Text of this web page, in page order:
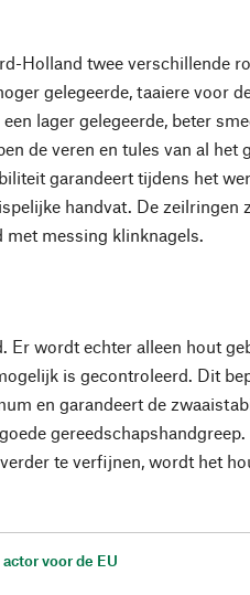
Holland twee verschillende
gelegeerde, taaiere voor
lager gelegeerde, beter
de veren en tules van al het
garandeert tijdens het
handvat. De zeilringen
met messing klinknagels.
Er wordt echter alleen hout
is gecontroleerd. Dit
en garandeert de
te verfijnen, wordt het
voor de EU